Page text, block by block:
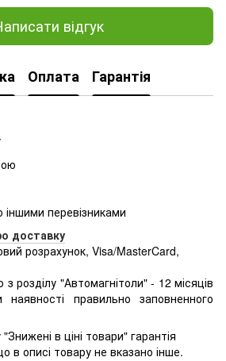
відгук
Оплата Гарантія
перевізниками
доставку
розрахунок, Visa/MasterCard,
з розділу "Автомагнітоли" - 12 місяців
правильно заповненного
в ціні товари" гарантія
в описі товару не вказано інше.